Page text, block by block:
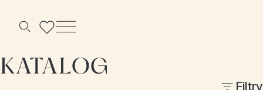
Szukaj Menu
KATALOG
Filtry